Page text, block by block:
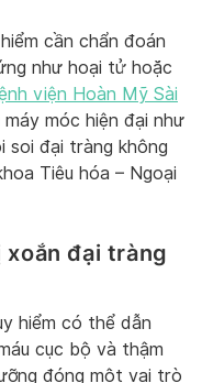
cần chẩn đoán
như hoại tử hoặc
viện Hoàn Mỹ Sài
móc hiện đại như
soi đại tràng không
Tiêu hóa – Ngoại
đại tràng
hiểm có thể dẫn
cục bộ và thậm
đóng một vai trò